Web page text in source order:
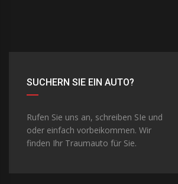
SUCHERN SIE EIN AUTO?
Rufen Sie uns an, schreiben SIe und
oder einfach vorbeikommen. Wir
finden Ihr Traumauto für Sie.